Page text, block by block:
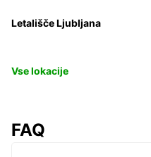
Letališče Ljubljana
Vse lokacije
FAQ